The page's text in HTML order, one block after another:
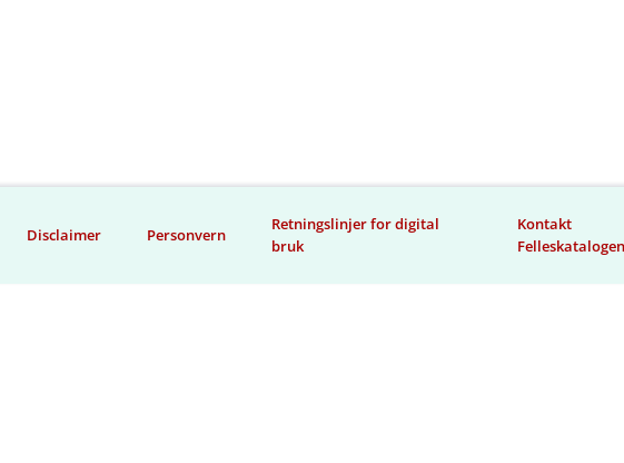
Disclaimer Personvern
Retningslinjer for digital
bruk
Kontakt
Felleskatalogen